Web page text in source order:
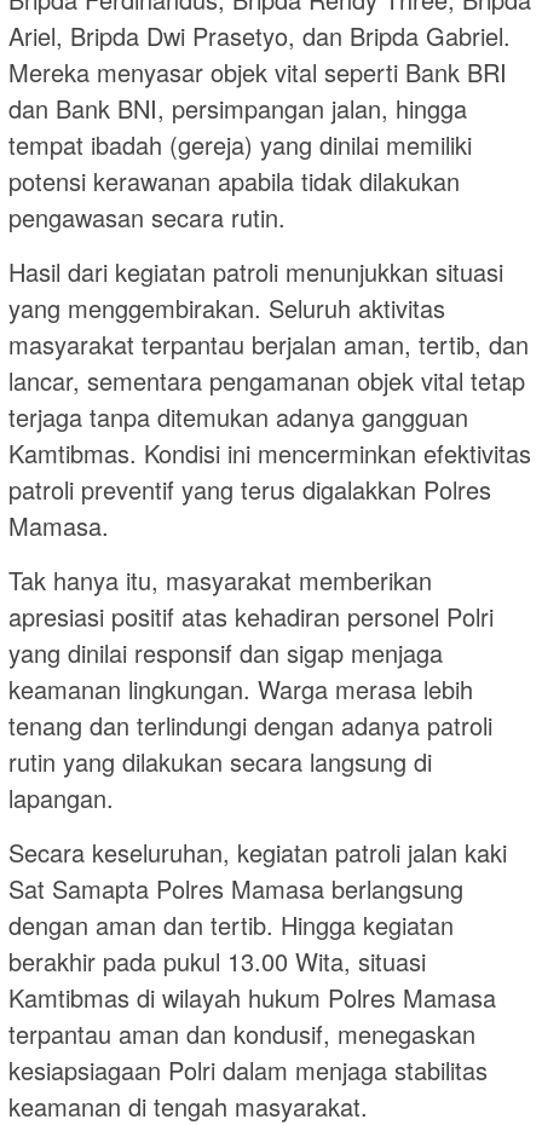
Ariel, Bripda Dwi Prasetyo, dan Bripda Gabriel.
Mereka menyasar objek vital seperti Bank BRI
dan Bank BNI, persimpangan jalan, hingga
tempat ibadah (gereja) yang dinilai memiliki
potensi kerawanan apabila tidak dilakukan
pengawasan secara rutin.
Hasil dari kegiatan patroli menunjukkan situasi
yang menggembirakan. Seluruh aktivitas
masyarakat terpantau berjalan aman, tertib, dan
lancar, sementara pengamanan objek vital tetap
terjaga tanpa ditemukan adanya gangguan
Kamtibmas. Kondisi ini mencerminkan efektivitas
patroli preventif yang terus digalakkan Polres
Mamasa.
Tak hanya itu, masyarakat memberikan
apresiasi positif atas kehadiran personel Polri
yang dinilai responsif dan sigap menjaga
keamanan lingkungan. Warga merasa lebih
tenang dan terlindungi dengan adanya patroli
rutin yang dilakukan secara langsung di
lapangan.
Secara keseluruhan, kegiatan patroli jalan kaki
Sat Samapta Polres Mamasa berlangsung
dengan aman dan tertib. Hingga kegiatan
berakhir pada pukul 13.00 Wita, situasi
Kamtibmas di wilayah hukum Polres Mamasa
terpantau aman dan kondusif, menegaskan
kesiapsiagaan Polri dalam menjaga stabilitas
keamanan di tengah masyarakat.